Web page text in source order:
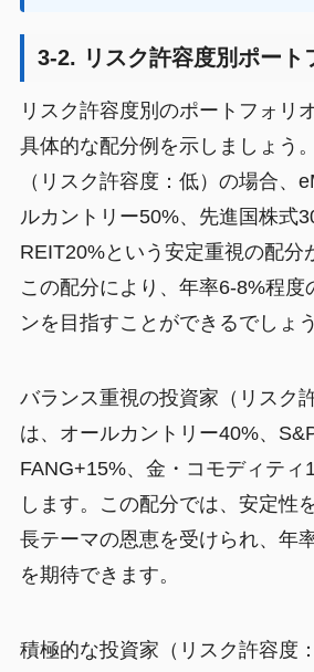
3-2. リスク許容度別ポート
リスク許容度別のポートフォリ
具体的な配分例を示しましょう
（リスク許容度：低）の場合、
ルカントリー50%、先進国株式
REIT20%という安定重視の配分
この配分により、年率6-8%程度
ンを目指すことができるでしょう
バランス重視の投資家（リスク
は、オールカントリー40%、
FANG+15%、金・コモディティ
します。この配分では、安定性
長テーマの恩恵を受けられ、年
を期待できます。
積極的な投資家（リスク許容度